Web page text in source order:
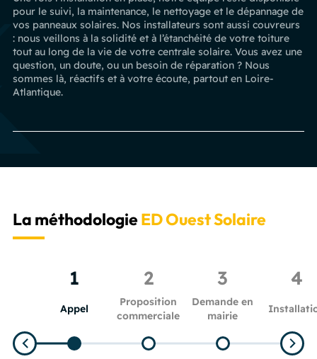
pour le suivi, la maintenance, le nettoyage et le dépannage de
vos panneaux solaires. Nos installateurs sont aussi couvreurs
: nous veillons à la solidité et à l’étanchéité de votre toiture
tout au long de la vie de votre centrale solaire. Vous avez une
question, un doute, ou un besoin de réparation ? Nous
sommes là, réactifs et à votre écoute, partout en Loire-
Atlantique.
La méthodologieED Ouest Solaire
1
Appel
2
Proposition
commerciale
3
Demande en
mairie
4